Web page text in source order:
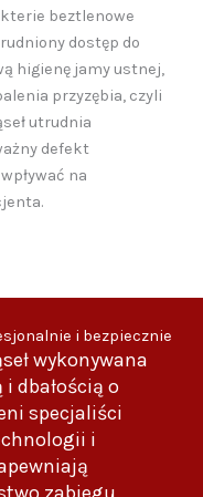
beztlenowe
dostęp do
higienę jamy ustnej,
przyzębia, czyli
utrudnia
defekt
na
i bezpiecznie
wykonywana
dbałością o
specjaliści
i